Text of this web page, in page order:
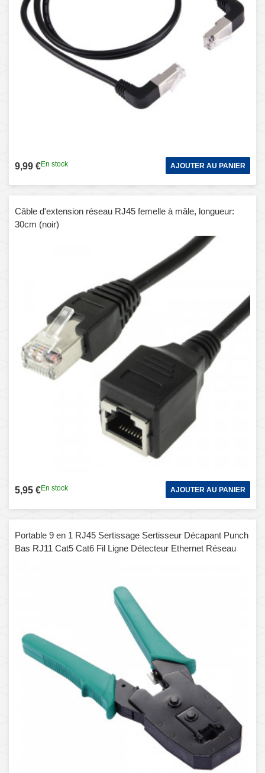
9,99 €En stock AJOUTER AU PANIER
Câble d'extension réseau RJ45 femelle à mâle, longueur:
30cm (noir)
5,95 €En stock AJOUTER AU PANIER
Portable 9 en 1 RJ45 Sertissage Sertisseur Décapant Punch
Bas RJ11 Cat5 Cat6 Fil Ligne Détecteur Ethernet Réseau